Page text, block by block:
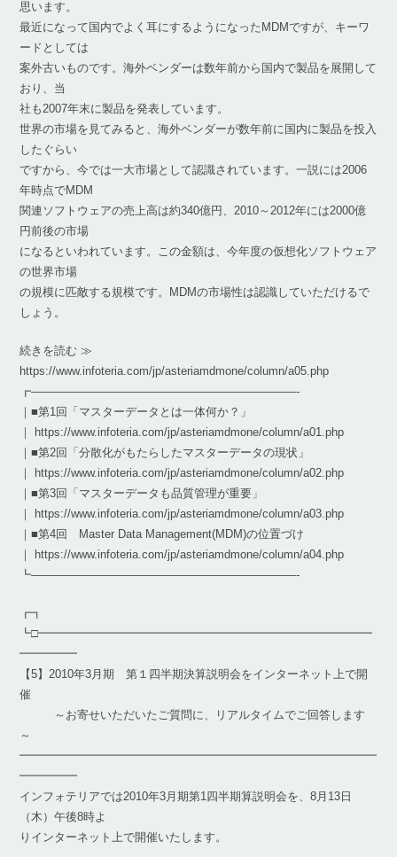
思います。
最近になって国内でよく耳にするようになったMDMですが、キーワ
ードとしては
案外古いものです。海外ベンダーは数年前から国内で製品を展開して
おり、当
社も2007年末に製品を発表しています。
世界の市場を見てみると、海外ベンダーが数年前に国内に製品を投入
したぐらい
ですから、今では一大市場として認識されています。一説には2006
年時点でMDM
関連ソフトウェアの売上高は約340億円、2010～2012年には2000億
円前後の市場
になるといわれています。この金額は、今年度の仮想化ソフトウェア
の世界市場
の規模に匹敵する規模です。MDMの市場性は認識していただけるで
しょう。
続きを読む ≫
https://www.infoteria.com/jp/asteriamdmone/column/a05.php
┏———————————————————————-
｜■第1回「マスターデータとは一体何か？」
｜ https://www.infoteria.com/jp/asteriamdmone/column/a01.php
｜■第2回「分散化がもたらしたマスターデータの現状」
｜ https://www.infoteria.com/jp/asteriamdmone/column/a02.php
｜■第3回「マスターデータも品質管理が重要」
｜ https://www.infoteria.com/jp/asteriamdmone/column/a03.php
｜■第4回 Master Data Management(MDM)の位置づけ
｜ https://www.infoteria.com/jp/asteriamdmone/column/a04.php
┗———————————————————————-
┏┓
┗□━━━━━━━━━━━━━━━━━━━━━━━━━━━━━
━━━━━
【5】2010年3月期 第１四半期決算説明会をインターネット上で開
催
～お寄せいただいたご質問に、リアルタイムでご回答します
～
━━━━━━━━━━━━━━━━━━━━━━━━━━━━━━━
━━━━━
インフォテリアでは2010年3月期第1四半期算説明会を、8月13日
（木）午後8時よ
りインターネット上で開催いたします。